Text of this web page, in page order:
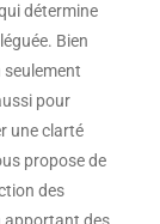
détermine
Bien
pour
une clarté
propose de
des